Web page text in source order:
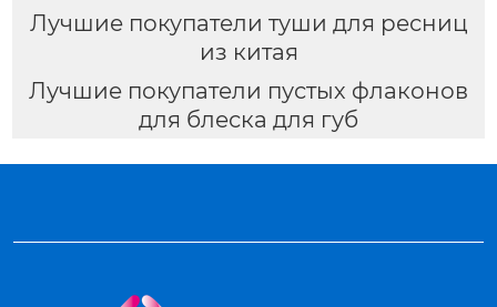
Лучшие покупатели туши для ресниц
из китая
Лучшие покупатели пустых флаконов
для блеска для губ